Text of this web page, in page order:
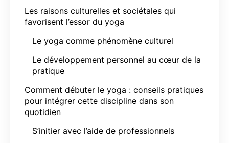
Les raisons culturelles et sociétales qui
favorisent l’essor du yoga
Le yoga comme phénomène culturel
Le développement personnel au cœur de la
pratique
Comment débuter le yoga : conseils pratiques
pour intégrer cette discipline dans son
quotidien
S’initier avec l’aide de professionnels